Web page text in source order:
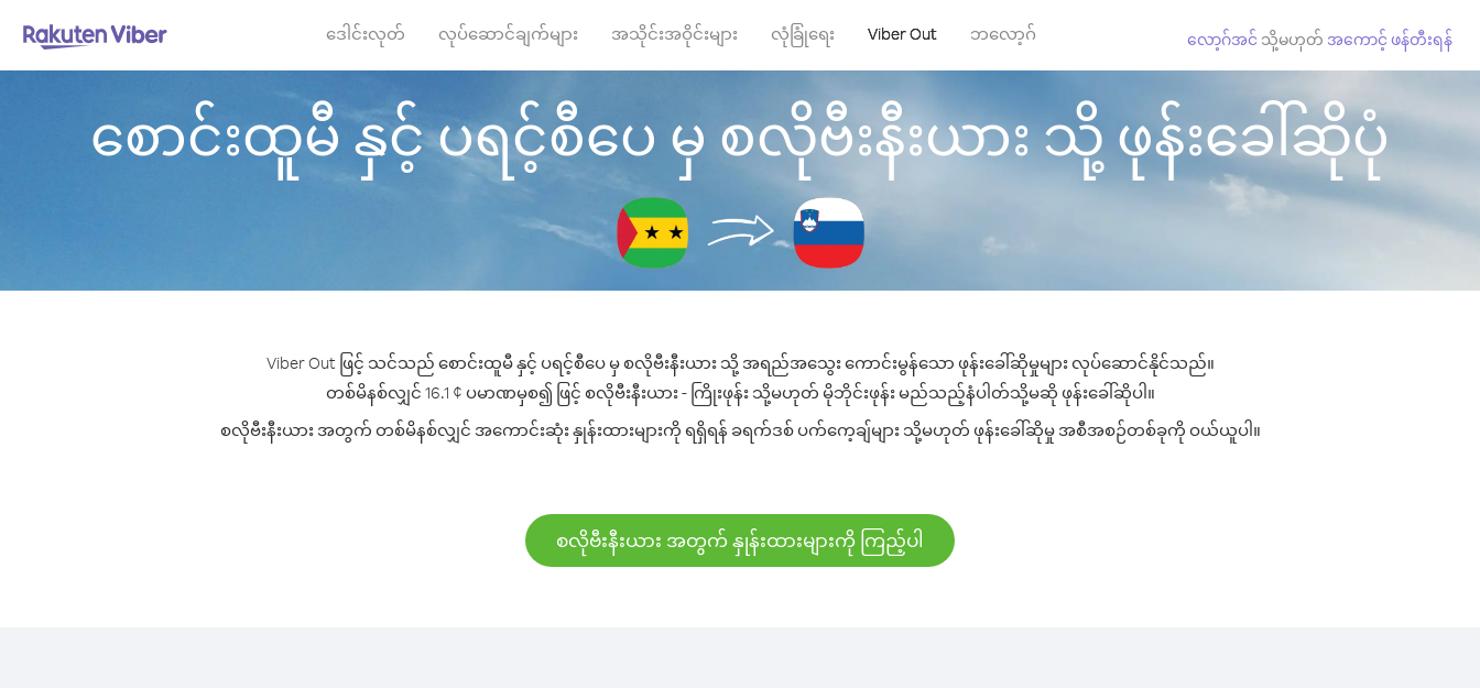
ဒေါင်းလုတ် လုပ်ဆောင်ချက်များ အသိုင်းအဝိုင်းများ လုံခြုံရေး Viber Out ဘလော့ဂ် လော့ဂ်အင် သို့မဟုတ် အကောင့် ဖန်တီးရန်
စောင်းထူမီ နှင့် ပရင့်စီပေ မှ စလိုဗီးနီးယား သို့ ဖုန်းခေါ်ဆိုပုံ
Viber Out ဖြင့် သင်သည် စောင်းထူမီ နှင့် ပရင့်စီပေ မှ စလိုဗီးနီးယား သို့ အရည်အသွေး ကောင်းမွန်သော ဖုန်းခေါ်ဆိုမှုများ လုပ်ဆောင်နိုင်သည်။
တစ်မိနစ်လျှင် 16.1 ¢ ပမာဏမှစ၍ ဖြင့် စလိုဗီးနီးယား - ကြိုးဖုန်း သို့မဟုတ် မိုဘိုင်းဖုန်း မည်သည့်နံပါတ်သို့မဆို ဖုန်းခေါ်ဆိုပါ။
စလိုဗီးနီးယား အတွက် တစ်မိနစ်လျှင် အကောင်းဆုံး နှုန်းထားများကို ရရှိရန် ခရက်ဒစ် ပက်ကေ့ချ်များ သို့မဟုတ် ဖုန်းခေါ်ဆိုမှု အစီအစဉ်တစ်ခုကို ဝယ်ယူပါ။
စလိုဗီးနီးယား အတွက် နှုန်းထားများကို ကြည့်ပါ